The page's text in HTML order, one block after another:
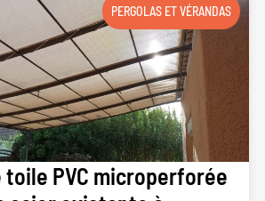
PERGOLAS ET VÉRANDAS
toile PVC microperforée